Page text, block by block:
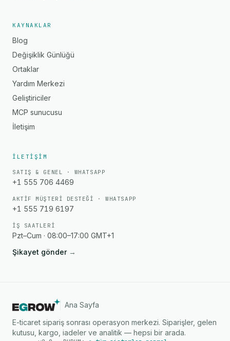
KAYNAKLAR
Blog
Değişiklik Günlüğü
Ortaklar
Yardım Merkezi
Geliştiriciler
MCP sunucusu
İletişim
İLETIŞIM
SATIŞ & GENEL · WHATSAPP
+1 555 706 4469
AKTIF MÜŞTERI DESTEĞI · WHATSAPP
+1 555 719 6197
İŞ SAATLERI
Pzt–Cum · 08:00–17:00 GMT+1
Şikayet gönder →
Ana Sayfa
E-ticaret sipariş sonrası operasyon merkezi. Siparişler, gelen
kutusu, kargo, iadeler ve analitik — hepsi bir arada.